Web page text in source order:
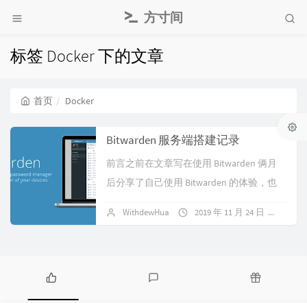
方寸间
标签 Docker 下的文章
首页 Docker
Bitwarden 服务端搭建记录
前言之前在文章写在使用 Bitwarden 俩月
后分享了自己使用 Bitwarden 的体验，也
器上，但是...
WithdewHua 2019 年 11 月 24 日
热